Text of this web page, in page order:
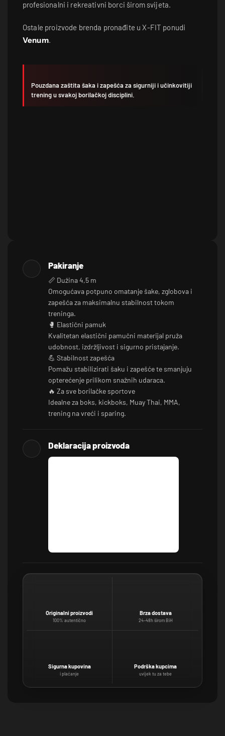
profesionalni i rekreativni borci širom svijeta.
Ostale proizvode brenda pronađite u X-FIT ponudi
Venum.
Pouzdana zaštita šaka i zapešća za sigurniji i učinkovitiji
trening u svakoj borilačkoj disciplini.
Pakiranje
📏 Dužina 4,5 m
Omogućava potpuno omatanje šake, zglobova i
zapešća za maksimalnu stabilnost tokom
treninga.
🥊 Elastični pamuk
Kvalitetan elastični pamučni materijal pruža
udobnost, izdržljivost i sigurno pristajanje.
💪 Stabilnost zapešća
Pomažu stabilizirati šaku i zapešće te smanjuju
opterećenje prilikom snažnih udaraca.
🔥 Za sve borilačke sportove
Idealne za boks, kickboks, Muay Thai, MMA,
trening na vreći i sparing.
Deklaracija proizvoda
Originalni proizvodi
100% autentično
Brza dostava
24–48h širom BiH
Sigurna kupovina
i plaćanje
Podrška kupcima
uvijek tu za tebe